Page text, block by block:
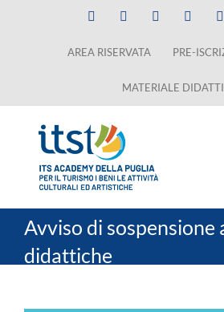
Facebook LinkedIn
AREA RISERVATA PRE-
MATERIALE
Avviso di
didattiche